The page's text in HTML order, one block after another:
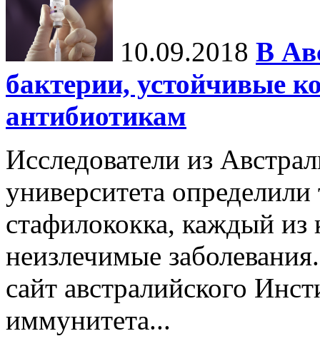
10.09.2018 В
бактерии, устойчивые
антибиотикам
Исследователи из
университета
стафилококка, каждый из
неизлечимые
сайт австралийского
иммунитета...